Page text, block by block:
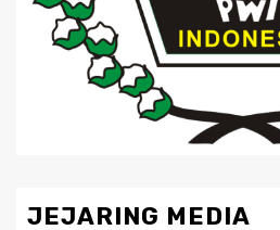
JEJARING MEDIA